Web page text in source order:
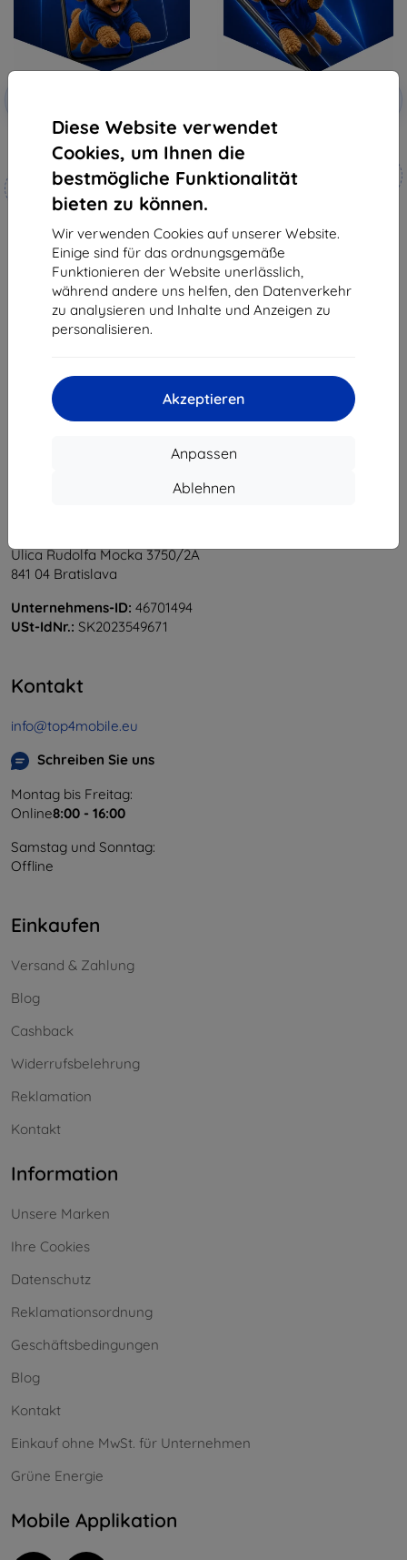
Diese Website verwendet
Cookies, um Ihnen die
bestmögliche Funktionalität
bieten zu können.
Wir verwenden Cookies auf unserer Website.
Einige sind für das ordnungsgemäße
Funktionieren der Website unerlässlich,
während andere uns helfen, den Datenverkehr
zu analysieren und Inhalte und Anzeigen zu
personalisieren.
Akzeptieren
Anpassen
Ablehnen
3mk Silverprotection+
Schutzfolie
Maßgeschneidert
hergestellt
17,01 €
Auf Lager > 5 Stk.
3mk Hammer Schutzfolie
hergestellt
17,91 €
Auf Lager 4 Stk.
1
Ulica Rudolfa Mocka 3750/2A
841 04 Bratislava
Unternehmens-ID: 46701494
USt-IdNr.: SK2023549671
Kontakt
info@top4mobile.eu
Schreiben Sie uns
Montag bis Freitag:
Online8:00 - 16:00
Samstag und Sonntag:
Offline
Einkaufen
Versand & Zahlung
Blog
Cashback
Widerrufsbelehrung
Reklamation
Kontakt
Information
Unsere Marken
Ihre Cookies
Datenschutz
Reklamationsordnung
Geschäftsbedingungen
Blog
Kontakt
Einkauf ohne MwSt. für Unternehmen
Grüne Energie
Mobile Applikation